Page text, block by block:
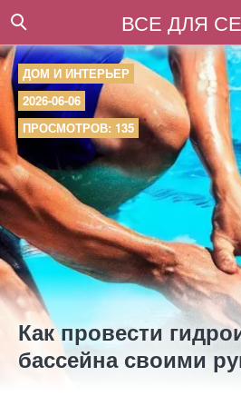
ВСЕ ДЛЯ
ДОМ И ИНТЕРЬЕР
2026-06-06
ПРОСМОТРОВ: 135
Как провести
бассейна своими